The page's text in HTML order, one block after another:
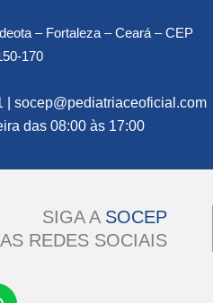
– Fortaleza – Ceará – CEP
170
| socep@pediatriaceoficial.com
das 08:00 às 17:00
SIGA A SOCEP
REDES SOCIAIS